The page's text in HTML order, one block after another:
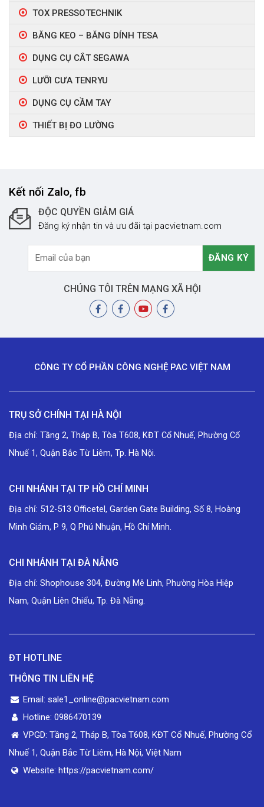
TOX PRESSOTECHNIK
BĂNG KEO – BĂNG DÍNH TESA
DỤNG CỤ CẮT SEGAWA
LƯỠI CƯA TENRYU
DỤNG CỤ CẦM TAY
THIẾT BỊ ĐO LƯỜNG
Kết nối Zalo, fb
ĐỘC QUYỀN GIẢM GIÁ
Đăng ký nhận tin và ưu đãi tại pacvietnam.com
CHÚNG TÔI TRÊN MẠNG XÃ HỘI
CÔNG TY CỔ PHẦN CÔNG NGHỆ PAC VIỆT NAM
TRỤ SỞ CHÍNH TẠI HÀ NỘI
Địa chỉ: Tầng 2, Tháp B, Tòa T608, KĐT Cổ Nhuế, Phường Cổ
Nhuế 1, Quận Bắc Từ Liêm, Tp. Hà Nội.
CHI NHÁNH TẠI TP HỒ CHÍ MINH
Địa chỉ: 512-513 Officetel, Garden Gate Building, Số 8, Hoàng
Minh Giám, P 9, Q Phú Nhuận, Hồ Chí Minh.
CHI NHÁNH TẠI ĐÀ NẴNG
Địa chỉ: Shophouse 304, Đường Mê Linh, Phường Hòa Hiệp
Nam, Quận Liên Chiểu, Tp. Đà Nẵng.
ĐT HOTLINE
THÔNG TIN LIÊN HỆ
Email: sale1_online@pacvietnam.com
Hotline: 0986470139
VPGD: Tầng 2, Tháp B, Tòa T608, KĐT Cổ Nhuế, Phường Cổ
Nhuế 1, Quận Bắc Từ Liêm, Hà Nội, Việt Nam
Website: https://pacvietnam.com/